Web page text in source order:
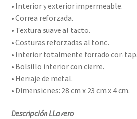
• Interior y exterior impermeable.
• Correa reforzada.
• Textura suave al tacto.
• Costuras reforzadas al tono.
• Interior totalmente forrado con
• Bolsillo interior con cierre.
• Herraje de metal.
• Dimensiones: 28 cm x 23 cm x 4 cm.
Descripción LLavero